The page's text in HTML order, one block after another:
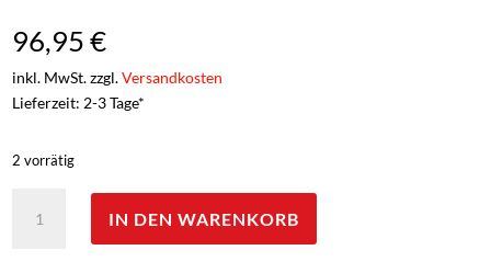
96,95€
inkl. MwSt. zzgl.Versandkosten
Lieferzeit: 2-3 Tage*
2 vorrätig
Alpha
Zubereitungsmesser
IN DEN WARENKORB